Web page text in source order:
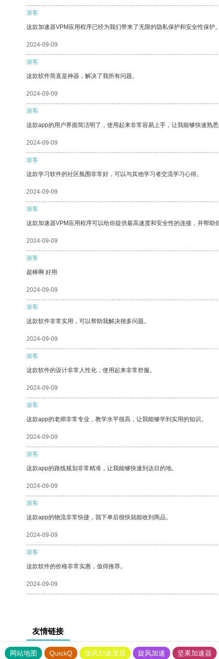
游客
这款加速器VPM应用程序已经为我们带来了无限的隐私保护和安全性保护。
2024-09-09
游客
这款软件简直是神器，解决了我所有问题。
2024-09-09
游客
这款app的用户界面简洁明了，使用起来非常容易上手，让我能够快速熟悉
2024-09-09
游客
这款学习软件的社区氛围非常好，可以与其他学习者交流学习心得。
2024-09-09
游客
这款加速器VPM应用程序可以给你提供最高速度和安全性的连接，并帮助
2024-09-09
游客
超棒啊 好用
2024-09-09
游客
这款软件非常实用，可以帮助我解决很多问题。
2024-09-09
游客
这款软件的设计非常人性化，使用起来非常舒服。
2024-09-09
游客
这款app的老师非常专业，教学水平很高，让我能够学到实用的知识。
2024-09-09
游客
这款app的路线规划非常精准，让我能够快速到达目的地。
2024-09-09
游客
这款app的物流非常快捷，我下单后很快就能收到商品。
2024-09-09
游客
这款软件的价格非常实惠，值得推荐。
2024-09-09
友情链接
网站地图 QuickQ 旋风加速度器 旋风加速 坚果加速器